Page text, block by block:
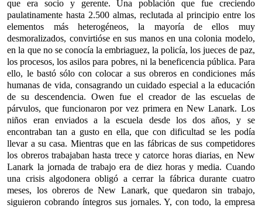
que era socio y gerente. Una población que fue creciendo
paulatinamente hasta 2.500 almas, reclutada al principio entre los
elementos más heterogéneos, la mayoría de ellos muy
desmoralizados, convirtióse en sus manos en una colonia modelo,
en la que no se conocía la embriaguez, la policía, los jueces de paz,
los procesos, los asilos para pobres, ni la beneficencia pública. Para
ello, le bastó sólo con colocar a sus obreros en condiciones más
humanas de vida, consagrando un cuidado especial a la educación
de su descendencia. Owen fue el creador de las escuelas de
párvulos, que funcionaron por vez primera en New Lanark. Los
niños eran enviados a la escuela desde los dos años, y se
encontraban tan a gusto en ella, que con dificultad se les podía
llevar a su casa. Mientras que en las fábricas de sus competidores
los obreros trabajaban hasta trece y catorce horas diarias, en New
Lanark la jornada de trabajo era de diez horas y media. Cuando
una crisis algodonera obligó a cerrar la fábrica durante cuatro
meses, los obreros de New Lanark, que quedaron sin trabajo,
siguieron cobrando íntegros sus jornales. Y, con todo, la empresa